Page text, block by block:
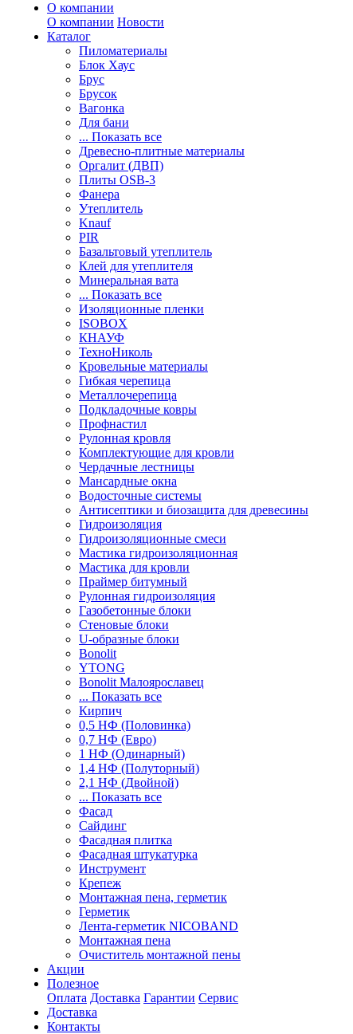
О компании
О компании Новости
Каталог
Пиломатериалы
Блок Хаус
Брус
Брусок
Вагонка
Для бани
... Показать все
Древесно-плитные материалы
Оргалит (ДВП)
Плиты OSB-3
Фанера
Утеплитель
Knauf
PIR
Базальтовый утеплитель
Клей для утеплителя
Минеральная вата
... Показать все
Изоляционные пленки
ISOBOX
КНАУФ
ТехноНиколь
Кровельные материалы
Гибкая черепица
Металлочерепица
Подкладочные ковры
Профнастил
Рулонная кровля
Комплектующие для кровли
Чердачные лестницы
Мансардные окна
Водосточные системы
Антисептики и биозащита для древесины
Гидроизоляция
Гидроизоляционные смеси
Мастика гидроизоляционная
Мастика для кровли
Праймер битумный
Рулонная гидроизоляция
Газобетонные блоки
Стеновые блоки
U-образные блоки
Bonolit
YTONG
Bonolit Малоярославец
... Показать все
Кирпич
0,5 НФ (Половинка)
0,7 НФ (Евро)
1 НФ (Одинарный)
1,4 НФ (Полуторный)
2,1 НФ (Двойной)
... Показать все
Фасад
Сайдинг
Фасадная плитка
Фасадная штукатурка
Инструмент
Крепеж
Монтажная пена, герметик
Герметик
Лента-герметик NICOBAND
Монтажная пена
Очиститель монтажной пены
Акции
Полезное
Оплата Доставка Гарантии Сервис
Доставка
Контакты